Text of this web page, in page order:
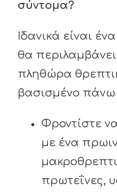
σύντομα?
Ιδανικά είναι
θα
πληθώρα
βασισμένο πάνω
Φροντίστε
με ένα
πρωτεΐνες,